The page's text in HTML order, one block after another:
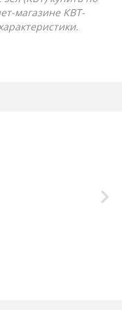
магазине КВТ-